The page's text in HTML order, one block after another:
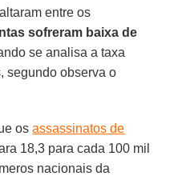
entre os
sofreram baixa de
se analisa a taxa
segundo observa o
osassassinatos de
18,3 para cada 100 mil
nacionais da